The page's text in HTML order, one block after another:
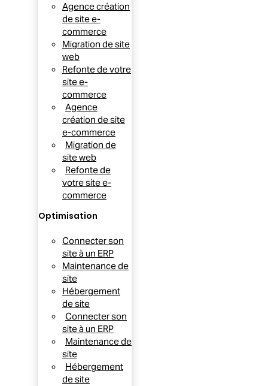
Agence création
de site e-
commerce
Migration de site
web
Refonte de votre
site e-
commerce
Agence
création de site
e-commerce
Migration de
site web
Refonte de
votre site e-
commerce
Optimisation
Connecter son
site à un ERP
Maintenance de
site
Hébergement
de site
Connecter son
site à un ERP
Maintenance de
site
Hébergement
de site